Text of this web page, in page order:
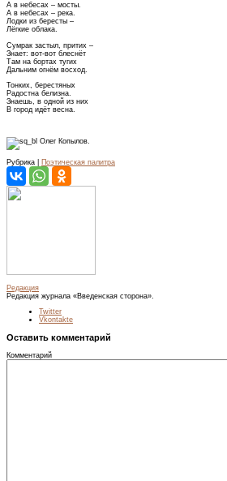
А в небесах – мосты.
А в небесах – река.
Лодки из бересты –
Лёгкие облака.
Сумрак застыл, притих –
Знает: вот-вот блеснёт
Там на бортах тугих
Дальним огнём восход.
Тонких, берестяных
Радостна белизна.
Знаешь, в одной из них
В город идёт весна.
Олег Копылов.
Рубрика | Поэтическая палитра
Редакция
Редакция журнала «Введенская сторона».
Twitter
Vkontakte
Оставить комментарий
Комментарий